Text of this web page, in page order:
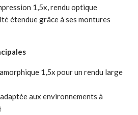
1,5x, rendu optique
étendue grâce à ses montures
1,5x pour un rendu large
aux environnements à